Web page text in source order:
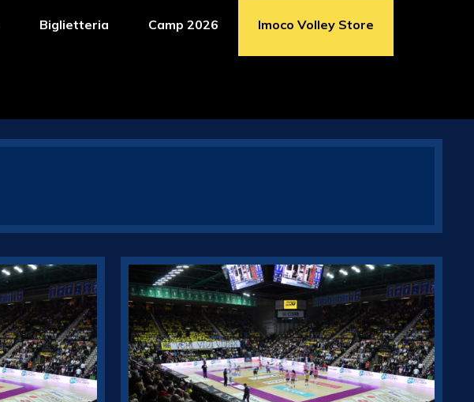
Biglietteria Camp 2026 Imoco Volley Store